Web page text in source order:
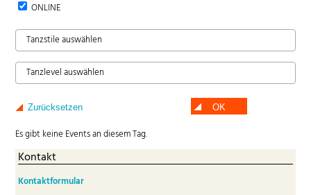
ONLINE
Tanzstile auswählen
Tanzlevel auswählen
Zurücksetzen OK
Es gibt keine Events an diesem Tag.
Kontakt
Kontaktformular